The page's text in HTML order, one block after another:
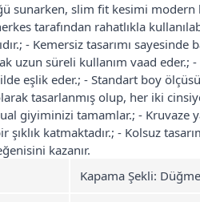
sunarken, slim fit kesimi modern
tarafından rahatlıkla
- Kemersiz tasarımı
uzun süreli kullanım vaad
eşlik eder.; - Standart boy
tasarlanmış olup, her iki
giyiminizi tamamlar.; -
şıklık katmaktadır.; - Kolsuz
kazanır.
Kapama Şekli: